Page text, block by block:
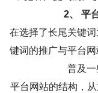
2、 平
在选择了长尾关键
键词的推广与平台
普及一
平台网站的结构，